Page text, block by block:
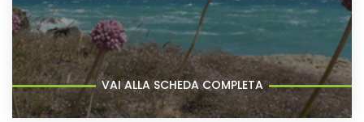
VAI ALLA SCHEDA COMPLETA